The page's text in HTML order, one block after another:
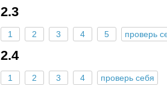
2.3
1 2 3 4 5 проверь
2.4
1 2 3 4 проверь себя